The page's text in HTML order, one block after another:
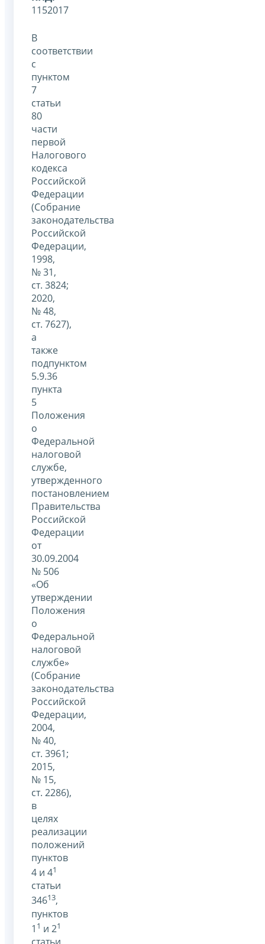
1152017
В
соответствии
с
пунктом
7
статьи
80
части
первой
Налогового
кодекса
Российской
Федерации
(Собрание
законодательства
Российской
Федерации,
1998,
№ 31,
ст. 3824;
2020,
№ 48,
ст. 7627),
а
также
подпунктом
5.9.36
пункта
5
Положения
о
Федеральной
налоговой
службе,
утвержденного
постановлением
Правительства
Российской
Федерации
от
30.09.2004
№ 506
«Об
утверждении
Положения
о
Федеральной
налоговой
службе»
(Собрание
законодательства
Российской
Федерации,
2004,
№ 40,
ст. 3961;
2015,
№ 15,
ст. 2286),
в
целях
реализации
положений
пунктов
4 и 41
статьи
34613,
пунктов
1 1 и 21